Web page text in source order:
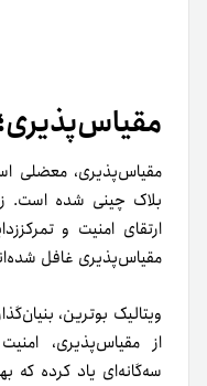
مقیاس‌پذیری، معضلی
بلاک چینی شده است.
ارتقای امنیت و
مقیاس‌پذیری غافل
ویتالیک بوترین،
از مقیاس‌پذیری،
سه‌گانه‌ای یاد کرده که